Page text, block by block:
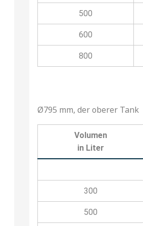
500
600
800
Ø795 mm, der oberer Tank
Volumen
in Liter
300
500